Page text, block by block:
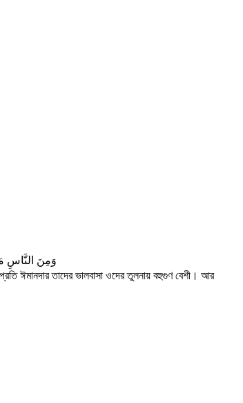
وَمِنَ النَّاسِ
ঈমানদার তাদের ভালবাসা ওদের তুলনায় বহুগুণ বেশী। আর